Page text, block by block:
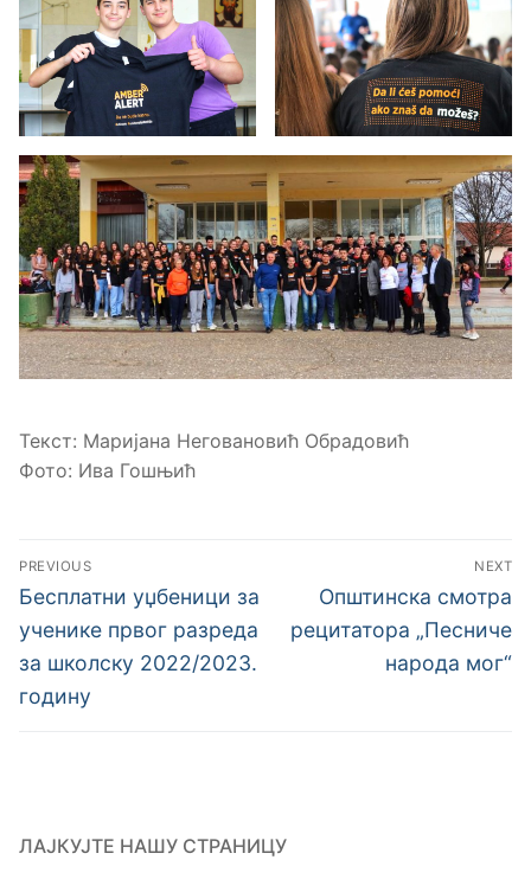
Текст: Маријана Неговановић Обрадовић
Фото: Ива Гошњић
Кретање
чланка
PREVIOUS
Previous
post:
Бесплатни уџбеници за
ученике првог разреда
за школску 2022/2023.
годину
NEXT
Next
post:
Општинска смотра
рецитатора „Песниче
народа мог“
ЛАЈКУЈТЕ НАШУ СТРАНИЦУ